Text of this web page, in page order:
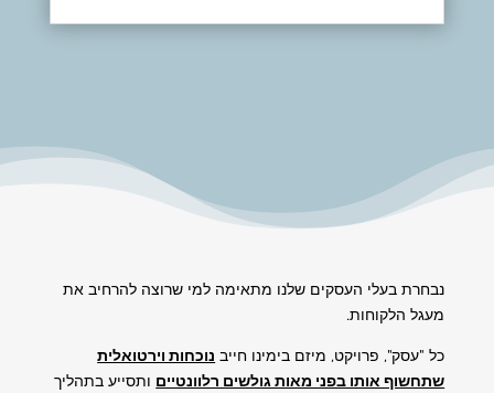
נבחרת בעלי העסקים שלנו מתאימה למי שרוצה להרחיב את
מעגל הלקוחות.
כל "עסק", פרויקט, מיזם בימינו חייב נוכחות וירטואלית
שתחשוף אותו בפני מאות גולשים רלוונטיים ותסייע בתהליך